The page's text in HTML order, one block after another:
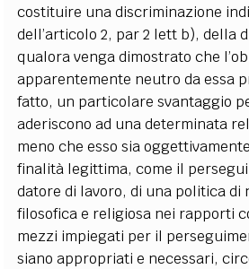
costituire una discriminazione
dell’articolo 2, par 2 lett b), della
qualora venga dimostrato che
apparentemente neutro da essa
fatto, un particolare svantaggio
aderiscono ad una determinata
meno che esso sia
finalità legittima, come il
datore di lavoro, di una politica
filosofica e religiosa nei rapporti
mezzi impiegati per il
siano appropriati e necessari,